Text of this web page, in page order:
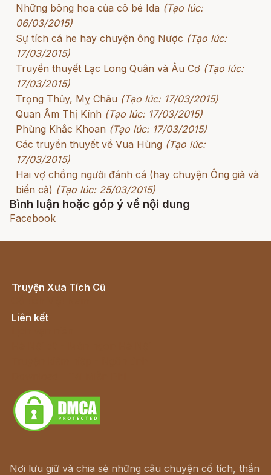
Những bông hoa của cô bé Ida (Tạo lúc:
06/03/2015)
Sự tích cá he hay chuyện ông Nược (Tạo lúc:
17/03/2015)
Truyền thuyết Lạc Long Quân và Âu Cơ (Tạo lúc:
17/03/2015)
Trọng Thủy, Mỵ Châu (Tạo lúc: 17/03/2015)
Quan Âm Thị Kính (Tạo lúc: 17/03/2015)
Phùng Khắc Khoan (Tạo lúc: 17/03/2015)
Các truyền thuyết về Vua Hùng (Tạo lúc:
17/03/2015)
Hai vợ chồng người đánh cá (hay chuyện Ông già và
biển cả) (Tạo lúc: 25/03/2015)
Bình luận hoặc góp ý về nội dung
Facebook
Truyện Xưa Tích Cũ
Liên kết
Nơi lưu giữ và chia sẻ những câu chuyện cổ tích, thần